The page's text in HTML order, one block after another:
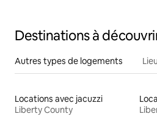
Destinations à
Autres types de logements
Locations avec jacuzzi
Liberty County